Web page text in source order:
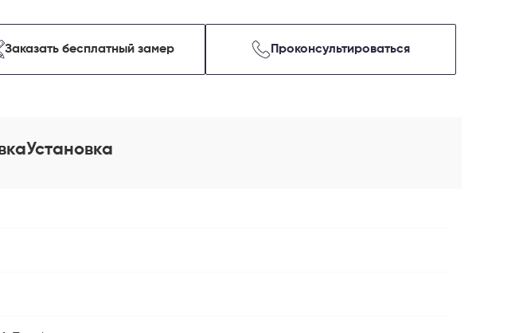
Заказать бесплатный замер Проконсультироваться
Установка